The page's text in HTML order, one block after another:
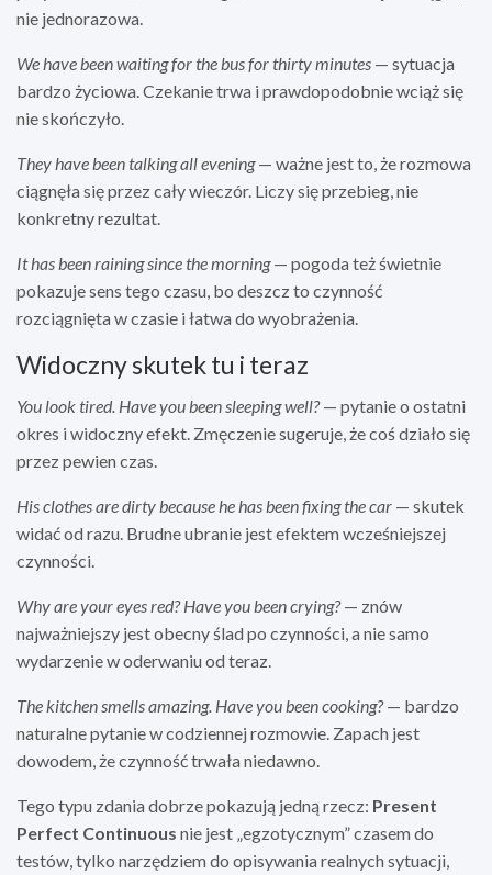
nie jednorazowa.
We have been waiting for the bus for thirty minutes — sytuacja
bardzo życiowa. Czekanie trwa i prawdopodobnie wciąż się
nie skończyło.
They have been talking all evening— ważne jest to, że rozmowa
ciągnęła się przez cały wieczór. Liczy się przebieg, nie
konkretny rezultat.
It has been raining since the morning— pogoda też świetnie
pokazuje sens tego czasu, bo deszcz to czynność
rozciągnięta w czasie i łatwa do wyobrażenia.
Widoczny skutek tu i teraz
You look tired. Have you been sleeping well?— pytanie o ostatni
okres i widoczny efekt. Zmęczenie sugeruje, że coś działo się
przez pewien czas.
His clothes are dirty because he has been fixing the car — skutek
widać od razu. Brudne ubranie jest efektem wcześniejszej
czynności.
Why are your eyes red? Have you been crying?— znów
najważniejszy jest obecny ślad po czynności, a nie samo
wydarzenie w oderwaniu od teraz.
The kitchen smells amazing. Have you been cooking?— bardzo
naturalne pytanie w codziennej rozmowie. Zapach jest
dowodem, że czynność trwała niedawno.
Tego typu zdania dobrze pokazują jedną rzecz: Present
Perfect Continuous nie jest „egzotycznym” czasem do
testów, tylko narzędziem do opisywania realnych sytuacji,